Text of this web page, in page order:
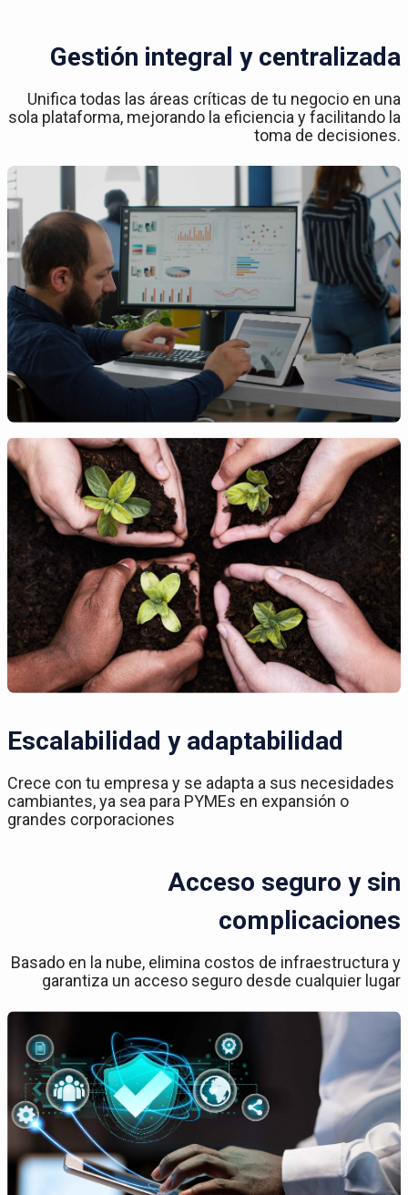
Gestión integral y centralizada
Unifica todas las áreas críticas de tu negocio en una
sola plataforma, mejorando la eficiencia y facilitando la
toma de decisiones.
Escalabilidad y adaptabilidad
Crece con tu empresa y se adapta a sus necesidades
cambiantes, ya sea para PYMEs en expansión o
grandes corporaciones
Acceso seguro y sin
complicaciones
Basado en la nube, elimina costos de infraestructura y
garantiza un acceso seguro desde cualquier lugar